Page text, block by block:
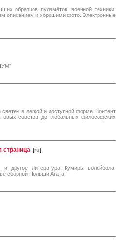
образцов пулемётов, военной техники,
описанием и хорошими фото. Электронные
в легкой и доступной форме. Контент
советов до глобальных философских
страница [ru]
другое Литература Кумиры волейбола.
сборной Польши Агата